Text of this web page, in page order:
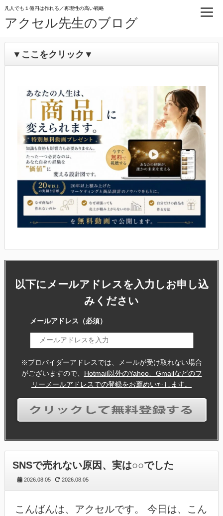
凡人でも１億円は作れる／再現性の高い戦略
アクセル先生のブログ
▼ここをクリック▼
以下にメールアドレスを入力しお申し込
みください
メールアドレス （必須）
※プロバイダーアドレスでは、メールが受け取れない場合
がございますので、 Hotmail以外のYahoo、Gmailなどのフ
リーメールアドレスでの登録をお薦めいたします。
SNSで売れない原因、実は○○でした
2026.08.05 2026.08.05
こんばんは、アクセルです。 今日は、こん